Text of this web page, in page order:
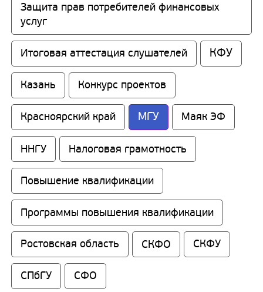
Защита прав потребителей финансовых
услуг
Итоговая аттестация слушателей КФУ
Казань Конкурс проектов
Красноярский край МГУ Маяк ЭФ
ННГУ Налоговая грамотность
Повышение квалификации
Программы повышения квалификации
Ростовская область СКФО СКФУ
СПбГУ СФО